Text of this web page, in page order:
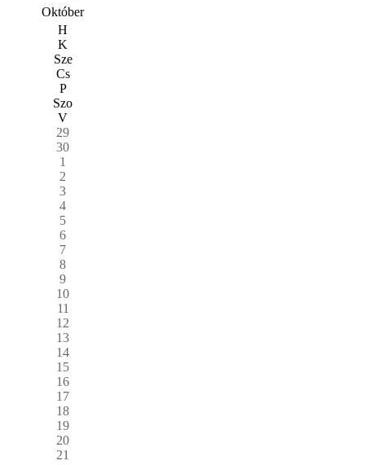
Október
H
K
Sze
Cs
P
Szo
V
29
30
1
2
3
4
5
6
7
8
9
10
11
12
13
14
15
16
17
18
19
20
21